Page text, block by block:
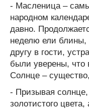
- Масленица –
народном
давно.
неделю ели блины,
другу в гости,
были уверены, что
Солнце –
- Призывая
золотистого